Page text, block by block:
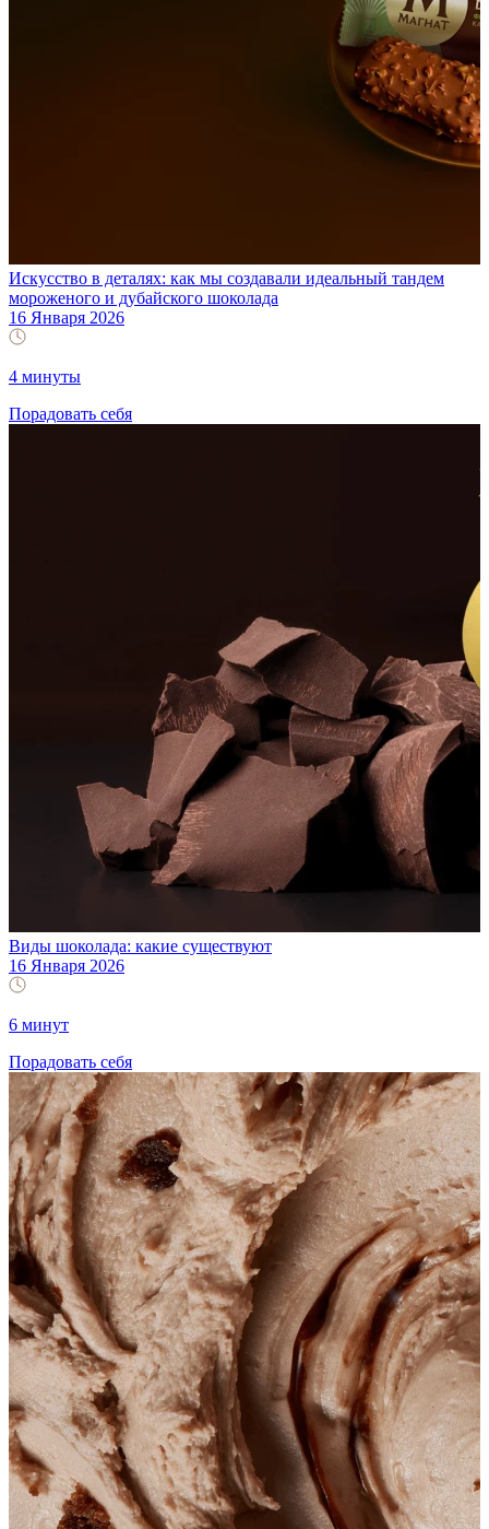
Искусство в деталях: как мы создавали идеальный тандем
мороженого и дубайского шоколада
16 Января 2026
4 минуты
Порадовать себя
Виды шоколада: какие существуют
16 Января 2026
6 минут
Порадовать себя